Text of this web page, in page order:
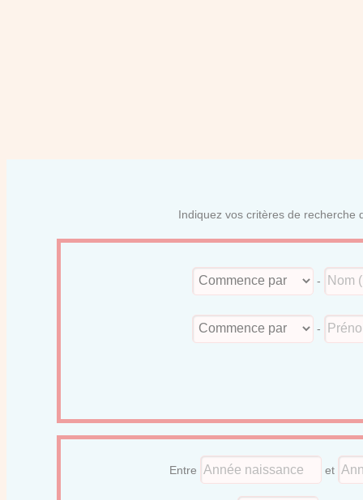
Indiquez vos critères de recherche
-
-
Entre et